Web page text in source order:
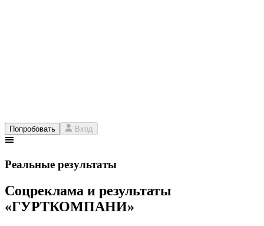
Попробовать Вход
Реальные результаты
Соцреклама и результаты
«ГУРТКОМПАНИ»